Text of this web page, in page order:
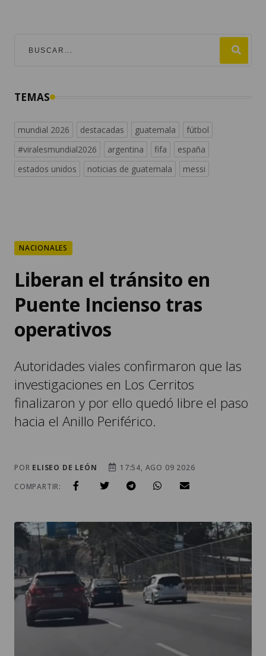
TEMAS
mundial 2026 destacadas guatemala
fútbol
#viralesmundial2026
argentina fifa
españa
estados unidos
noticias de guatemala messi
NACIONALES
Liberan el tránsito en
Puente Incienso tras
operativos
Autoridades viales confirmaron que las
investigaciones en Los Cerritos
finalizaron y por ello quedó libre el paso
hacia el Anillo Periférico.
POR ELISEO DE LEÓN
17:54, AGO 09 2026
COMPARTIR: